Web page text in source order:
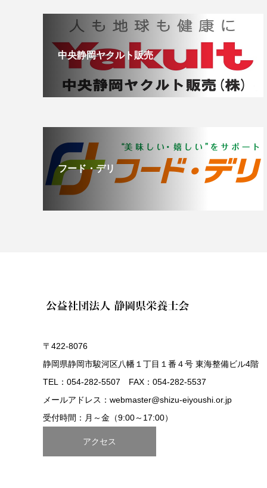
中央静岡ヤクルト販売
フード・デリ
〒422-8076
静岡県静岡市駿河区八幡１丁目１番４号 東海整備ビル4階
TEL：054-282-5507 FAX：054-282-5537
メールアドレス：webmaster@shizu-eiyoushi.or.jp
受付時間：月～金（9:00～17:00）
アクセス